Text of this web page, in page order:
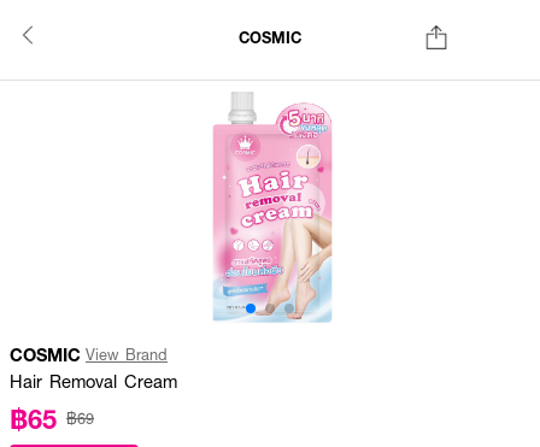
COSMIC
COSMIC View Brand
Hair Removal Cream
฿65 ฿69